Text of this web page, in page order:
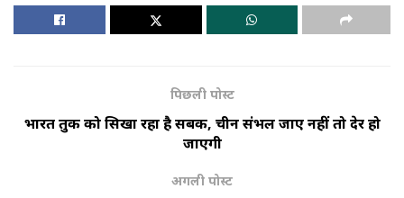
पिछली पोस्ट
भारत तुर्की को सिखा रहा है सबक, चीन संभल जाए नहीं तो देर हो
जाएगी
अगली पोस्ट